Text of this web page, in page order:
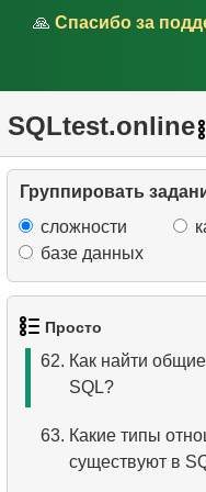
🙏 Спасибо за
SQLtest.online
Группировать
сложности
базе данных
Просто
выше средней
чётными
59.Поиск клиентов
префиксу
клиентов
61.Как избежать
62. Как найти
SQL?
63. Какие типы
существуют в